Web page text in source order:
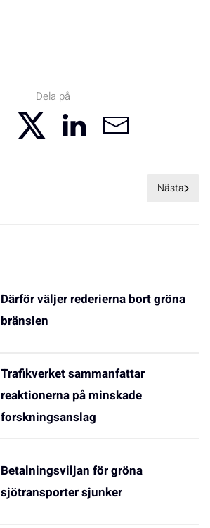
Dela på
Nästa
Därför väljer rederierna bort gröna
bränslen
Trafikverket sammanfattar
reaktionerna på minskade
forskningsanslag
Betalningsviljan för gröna
sjötransporter sjunker